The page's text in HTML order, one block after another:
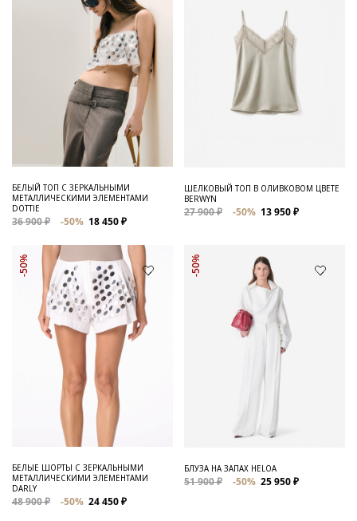
БЕЛЫЙ ТОП С ЗЕРКАЛЬНЫМИ
МЕТАЛЛИЧЕСКИМИ ЭЛЕМЕНТАМИ
DOTTIE
36 900 ₽ -50% 18 450 ₽
ШЕЛКОВЫЙ ТОП В ОЛИВКОВОМ ЦВЕТЕ
BERWYN
27 900 ₽ -50% 13 950 ₽
-50%
БЕЛЫЕ ШОРТЫ С ЗЕРКАЛЬНЫМИ
МЕТАЛЛИЧЕСКИМИ ЭЛЕМЕНТАМИ
DARLY
48 900 ₽ -50% 24 450 ₽
-50%
БЛУЗА НА ЗАПАХ HELOA
51 900 ₽ -50% 25 950 ₽